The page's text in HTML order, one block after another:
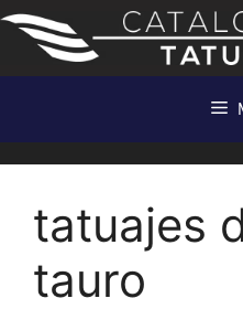
Saltar
contenido
tatuajes
tauro